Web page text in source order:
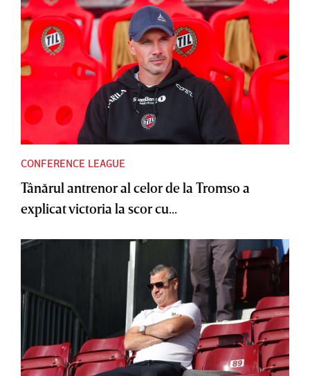
CONFERENCE LEAGUE
Tânărul antrenor al celor de la Tromso a
explicat victoria la scor cu...